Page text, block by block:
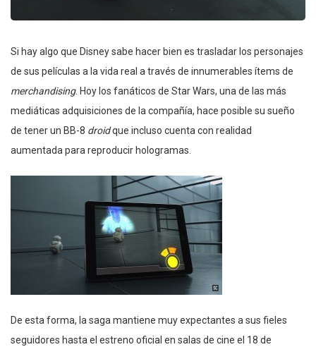
Si hay algo que Disney sabe hacer bien es trasladar los personajes
de sus películas a la vida real a través de innumerables ítems de
merchandising. Hoy los fanáticos de Star Wars, una de las más
mediáticas adquisiciones de la compañía, hace posible su sueño
de tener un BB-8 droidque incluso cuenta con realidad
aumentada para reproducir hologramas.
De esta forma, la saga mantiene muy expectantes a sus fieles
seguidores hasta el estreno oficial en salas de cine el 18 de